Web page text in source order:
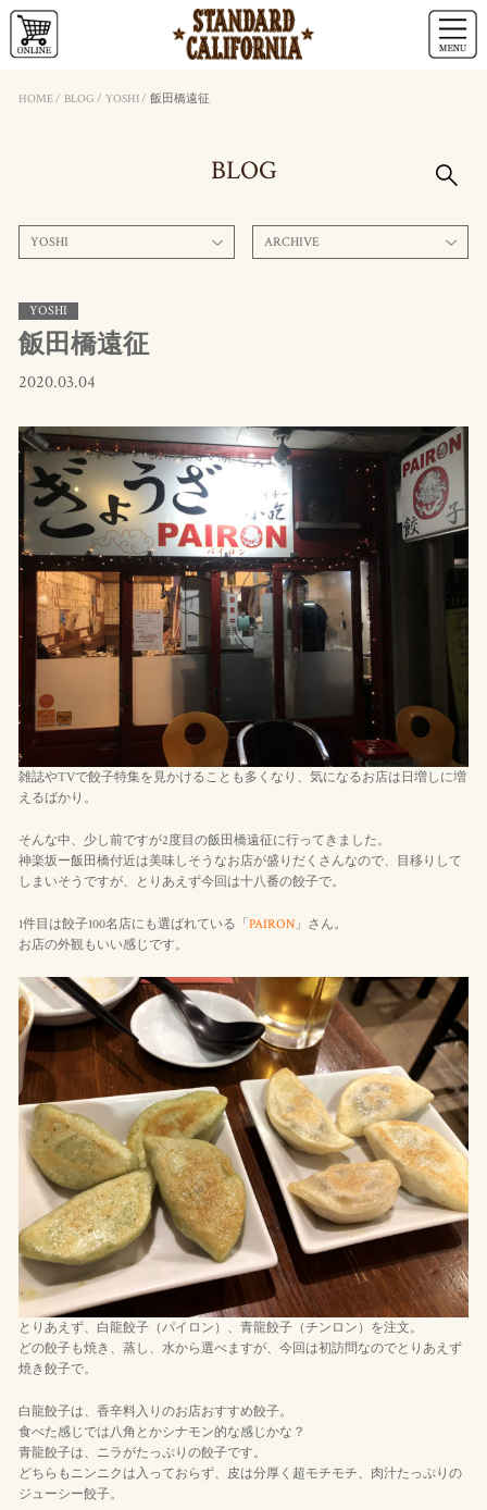
HOME/ BLOG / YOSHI/ 飯田橋遠征
BLOG
YOSHI ARCHIVE
YOSHI
飯田橋遠征
2020.03.04
雑誌やTVで餃子特集を見かけることも多くなり、気になるお店は日増しに増
えるばかり。
そんな中、少し前ですが2度目の飯田橋遠征に行ってきました。
神楽坂ー飯田橋付近は美味しそうなお店が盛りだくさんなので、目移りして
しまいそうですが、とりあえず今回は十八番の餃子で。
1件目は餃子100名店にも選ばれている「PAIRON」さん。
お店の外観もいい感じです。
とりあえず、白龍餃子（パイロン）、青龍餃子（チンロン）を注文。
どの餃子も焼き、蒸し、水から選べますが、今回は初訪問なのでとりあえず
焼き餃子で。
白龍餃子は、香辛料入りのお店おすすめ餃子。
食べた感じでは八角とかシナモン的な感じかな？
青龍餃子は、ニラがたっぷりの餃子です。
どちらもニンニクは入っておらず、皮は分厚く超モチモチ、肉汁たっぷりの
ジューシー餃子。